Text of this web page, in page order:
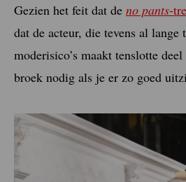
Gezien het feit dat de no pants-
dat de acteur, die tevens al lange
moderisico’s maakt tenslotte
broek nodig als je er zo goed